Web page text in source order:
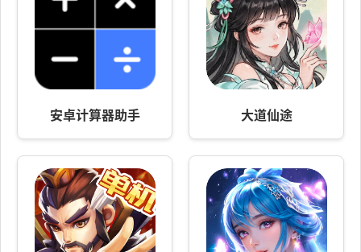
安卓计算器助手 大道仙途